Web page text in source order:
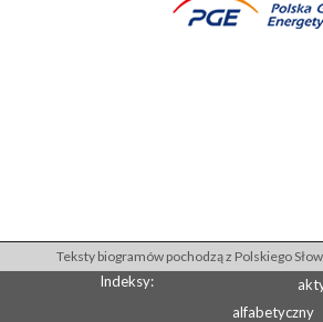
Teksty biogramów pochodzą z Polskiego
Indeksy:
alfabetyczny